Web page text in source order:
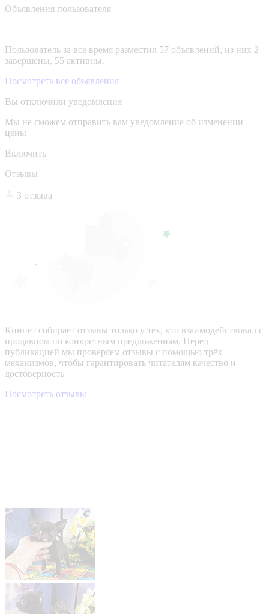
Объявления пользователя
Пользователь за все время разместил 57 объявлений, из них 2
завершены, 55 активны.
Посмотреть все объявления
Вы отключили уведомления
Мы не сможем отправить вам уведомление об изменении
цены
Включить
Отзывы
3 отзыва
Кинпет собирает отзывы только у тех, кто взаимодействовал с
продавцом по конкретным предложениям. Перед
публикацией мы проверяем отзывы с помощью трёх
механизмов, чтобы гарантировать читателям качество и
достоверность
Посмотреть отзывы